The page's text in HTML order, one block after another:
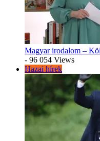
Magyar irodalom –
- 96 054 Views
Hazai hírek